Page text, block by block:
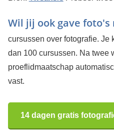
Wil jij ook gave foto's
cursussen over fotografie. Je
dan 100 cursussen. Na twee
proeflidmaatschap
vast.
14 dagen gratis